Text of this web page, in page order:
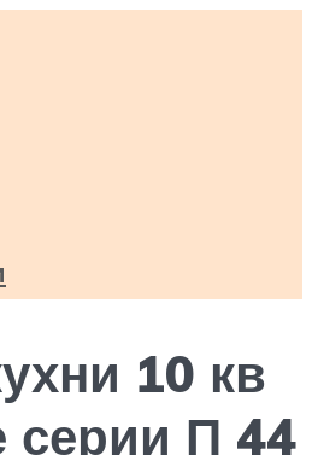
10 кв
серии П 44